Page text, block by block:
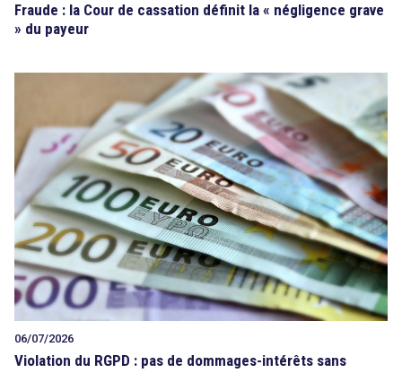
Fraude : la Cour de cassation définit la « négligence grave
» du payeur
06/07/2026
Violation du RGPD : pas de dommages-intérêts sans